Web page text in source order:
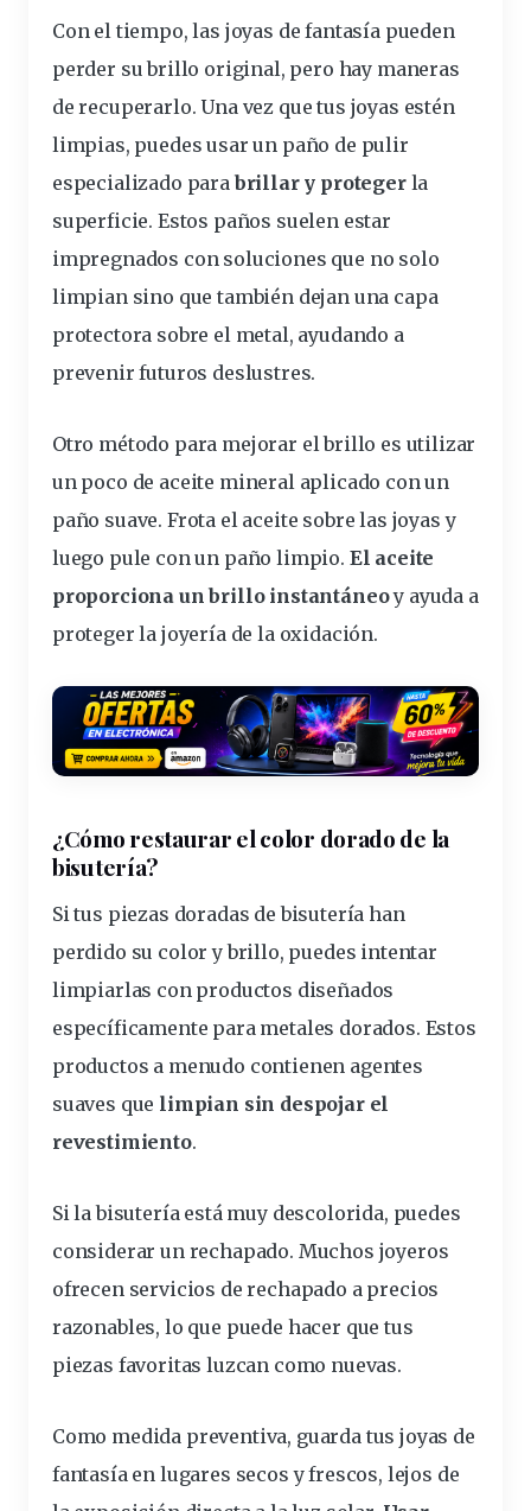
Con el tiempo, las joyas de fantasía pueden
perder su brillo original, pero hay maneras
de recuperarlo. Una vez que tus joyas estén
limpias, puedes usar un paño de pulir
especializado parabrillar y protegerla
superficie. Estos paños suelen estar
impregnados con soluciones que no solo
limpian sino que también dejan una capa
protectora sobre el metal, ayudando a
prevenir futuros deslustres.
Otro método para mejorar el brillo es utilizar
un poco de aceite mineral aplicado con un
paño suave. Frota el aceite sobre las joyas y
luego pule con un paño limpio. El aceite
proporciona un brillo instantáneoy ayuda a
proteger la joyería de la oxidación.
¿Cómo restaurar elcolor dorado de la
bisutería?
Si tus piezas doradas de bisutería han
perdido su color y brillo, puedes intentar
limpiarlas con productos diseñados
específicamente para metales dorados. Estos
productos a menudo contienen agentes
suaves que limpian sin despojar el
revestimiento.
Si la bisutería está muy descolorida, puedes
considerar un rechapado. Muchos joyeros
ofrecen servicios de rechapado a precios
razonables, lo que puede hacer que tus
piezas favoritas luzcan como nuevas.
Como medida preventiva, guarda tus joyas de
fantasía en lugares secos y frescos, lejos de